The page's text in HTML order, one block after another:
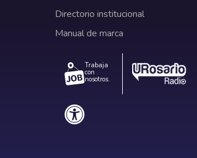
Directorio institucional
Manual de marca
Trabaja
con
nosotros.